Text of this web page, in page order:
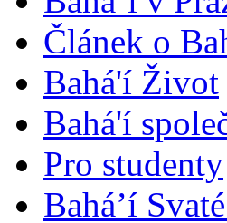
Článek o
Bahá'í Život
Bahá'í
Pro studenty
Bahá’í